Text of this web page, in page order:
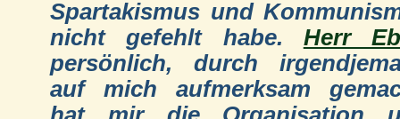
Spartakismus und
nicht gefehlt habe. Herr
persönlich, durch
auf mich aufmerksam